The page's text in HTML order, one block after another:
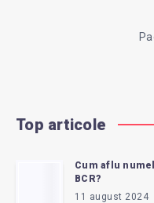
PLATA
ALIAS
PAY?
Top articole
Cum aflu
BCR?
11 august 2024